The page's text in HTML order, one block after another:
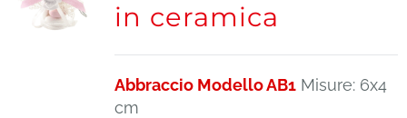
in ceramica
Abbraccio Modello AB1Misure: 6x4
cm